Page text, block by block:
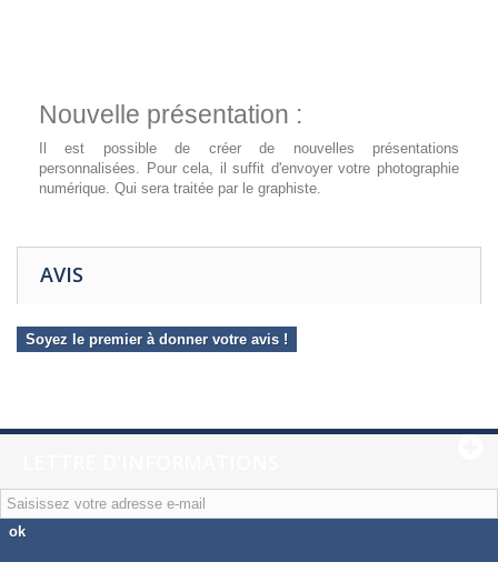
Nouvelle présentation :
Il est possible de créer de nouvelles présentations
personnalisées. Pour cela, il suffit d'envoyer votre photographie
numérique. Qui sera traitée par le graphiste.
AVIS
Soyez le premier à donner votre avis !
ok